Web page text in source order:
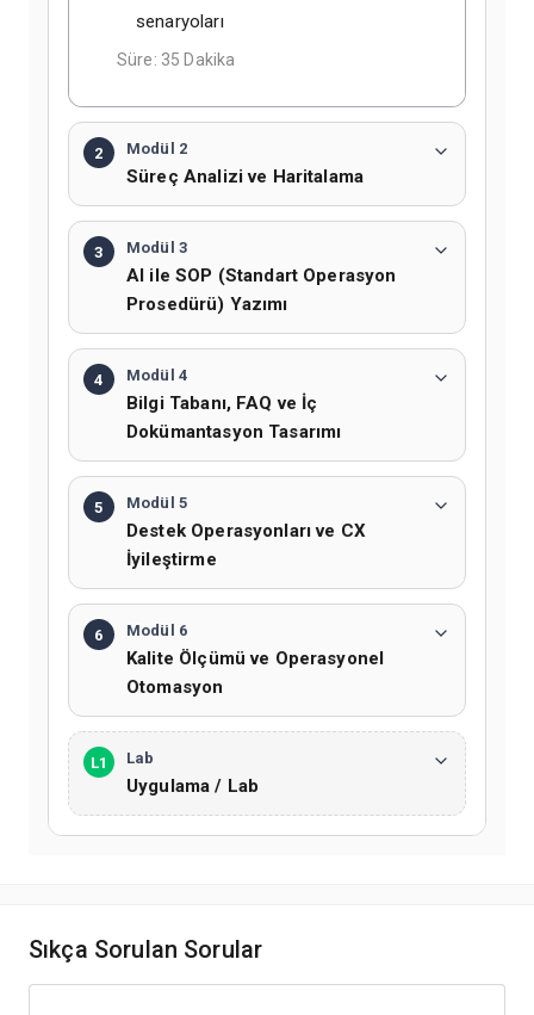
senaryoları
Süre: 35 Dakika
2 Modül 2
Süreç Analizi ve Haritalama
3 Modül 3
AI ile SOP (Standart Operasyon
Prosedürü) Yazımı
4 Modül 4
Bilgi Tabanı, FAQ ve İç
Dokümantasyon Tasarımı
5 Modül 5
Destek Operasyonları ve CX
İyileştirme
6 Modül 6
Kalite Ölçümü ve Operasyonel
Otomasyon
L1 Lab
Uygulama / Lab
Sıkça Sorulan Sorular